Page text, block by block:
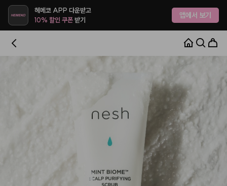
헤메코 APP 다운받고
10% 할인 쿠폰받기 앱에서 보기